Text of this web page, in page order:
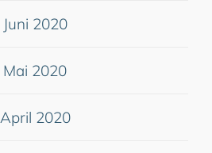
Juni 2020
Mai 2020
April 2020